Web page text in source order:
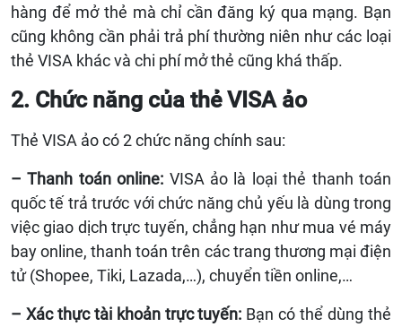
hàng để mở thẻ mà chỉ cầnđăng ký qua mạng. Bạn
cũng không cần phải trả phí thường niên như các loại
thẻ VISA khác và chi phí mở thẻ cũng khá thấp.
2. Chức năng của thẻ VISA ảo
Thẻ VISA ảo có 2 chức năng chính sau:
– Thanh toán online: VISA ảo là loại thẻ thanh toán
quốc tế trả trước với chức năng chủ yếu là dùng trong
việc giao dịch trực tuyến, chẳng hạn như mua vé máy
bay online, thanh toán trên các trang thương mại điện
tử (Shopee, Tiki, Lazada,…), chuyển tiền online,…
– Xác thực tài khoản trực tuyến: Bạn có thể dùng thẻ